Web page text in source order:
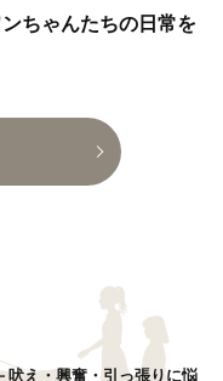
ちゃんたちの日常を
吠え・興奮・引っ張りに悩